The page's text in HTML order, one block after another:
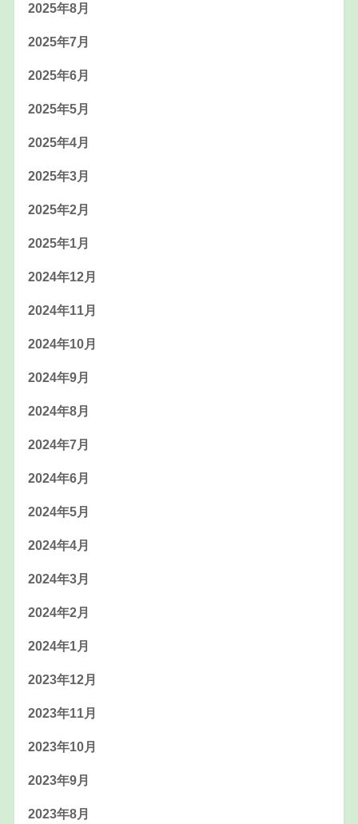
2025年8月
2025年7月
2025年6月
2025年5月
2025年4月
2025年3月
2025年2月
2025年1月
2024年12月
2024年11月
2024年10月
2024年9月
2024年8月
2024年7月
2024年6月
2024年5月
2024年4月
2024年3月
2024年2月
2024年1月
2023年12月
2023年11月
2023年10月
2023年9月
2023年8月